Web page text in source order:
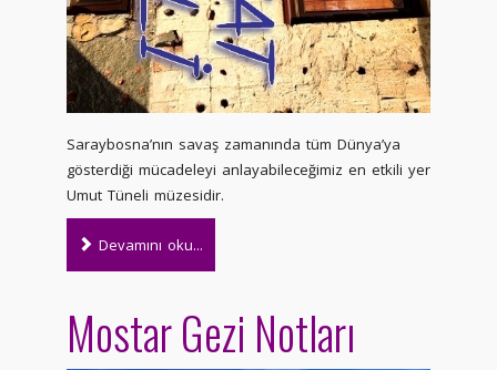
Saraybosna’nın savaş zamanında tüm Dünya’ya
gösterdiği mücadeleyi anlayabileceğimiz en etkili yer
Umut Tüneli müzesidir.
Devamını oku...
Mostar Gezi Notları